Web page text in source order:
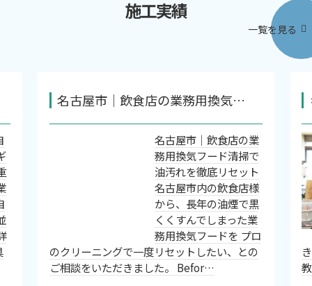
施工実績
一覧を見る
名古屋市｜飲食店の業務用換気…
名古屋市｜飲食店の業
務用換気フード清掃で
油汚れを徹底リセット
名古屋市内の飲食店様
から、長年の油煙で黒
くくすんでしまった業
務用換気フードを プロ
のクリーニングで一度リセットしたい、との
ご相談をいただきました。 Befor…